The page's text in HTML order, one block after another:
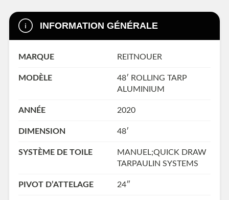
INFORMATION GÉNÉRALE
MARQUE REITNOUER
MODÈLE
48′ ROLLING TARP
ALUMINIUM
ANNÉE 2020
DIMENSION 48′
SYSTÈME DE TOILE
MANUEL;QUICK DRAW
TARPAULIN SYSTEMS
PIVOT D’ATTELAGE 24″